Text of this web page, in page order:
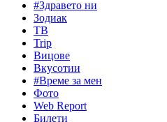
#Здравето ни
Зодиак
ТВ
Trip
Вицове
Вкусотии
#Време за мен
Фото
Web Report
Билети